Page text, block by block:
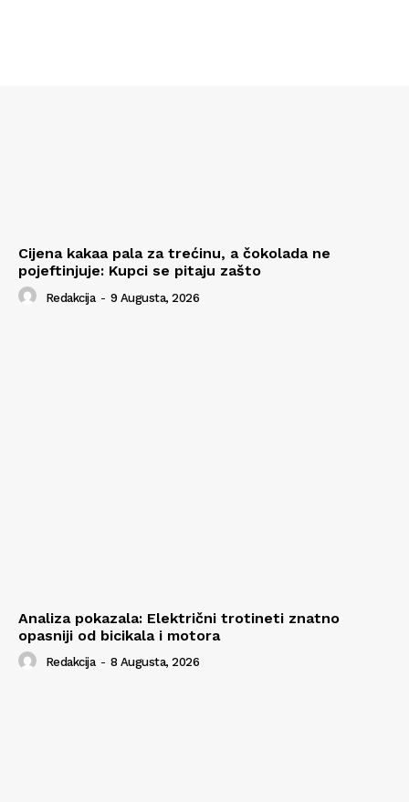
Cijena kakaa pala za trećinu, a čokolada ne
pojeftinjuje: Kupci se pitaju zašto
Redakcija - 9 Augusta, 2026
Analiza pokazala: Električni trotineti znatno
opasniji od bicikala i motora
Redakcija - 8 Augusta, 2026